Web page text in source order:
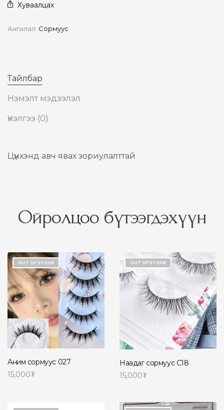
Хуваалцах
Ангилал: Сормуус
Тайлбар
Нэмэлт мэдээлэл
Үнэлгээ (0)
Цүнхэнд авч явах зориулалттай
Ойролцоо бүтээгдэхүүн
OUT OF STOCK
Аним сормуус 027
15,000₮
OUT OF STOCK
Наадаг сормуус C18
15,000₮